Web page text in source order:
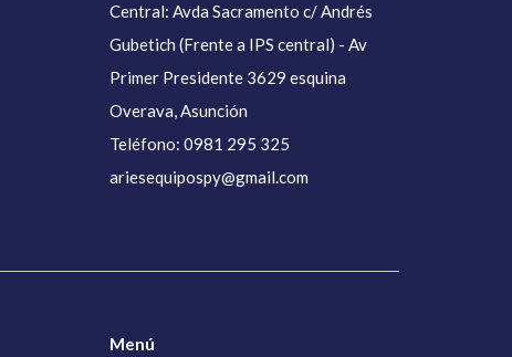
Central: Avda Sacramento c/ Andrés
Gubetich (Frente a IPS central) - Av
Primer Presidente 3629 esquina
Overava, Asunción
Teléfono: 0981 295 325
ariesequipospy@gmail.com
Menú